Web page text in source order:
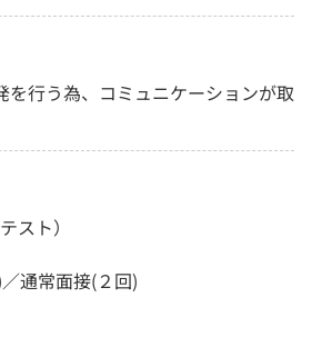
を行う為、コミュニケーションが取
スト）
通常面接(２回)